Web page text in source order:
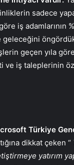
sadece
iş adamlarının
geleceğini
geçen yıla
iş taleplerinin
Türkiye
dikkat çeken “
yatırım